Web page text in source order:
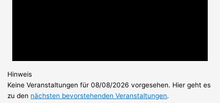
Hinweis
Keine Veranstaltungen für 08/08/2026 vorgesehen. Hier geht es
zu den nächsten bevorstehenden Veranstaltungen.